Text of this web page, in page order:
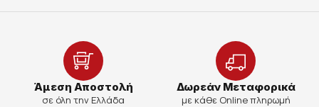
Άμεση Αποστολή
σε όλη την Ελλάδα
Δωρεάν Μεταφορικά
με κάθε Online πληρωμή